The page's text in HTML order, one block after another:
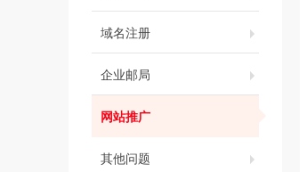
域名注册
企业邮局
网站推广
其他问题